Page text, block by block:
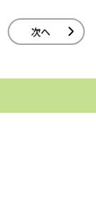
次へ